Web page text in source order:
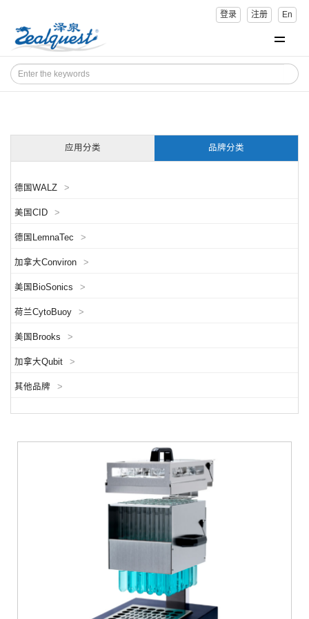
登录 注册 En
应用分类 品牌分类
德国WALZ >
美国CID >
德国LemnaTec >
加拿大Conviron >
美国BioSonics >
荷兰CytoBuoy >
美国Brooks >
加拿大Qubit >
其他品牌 >